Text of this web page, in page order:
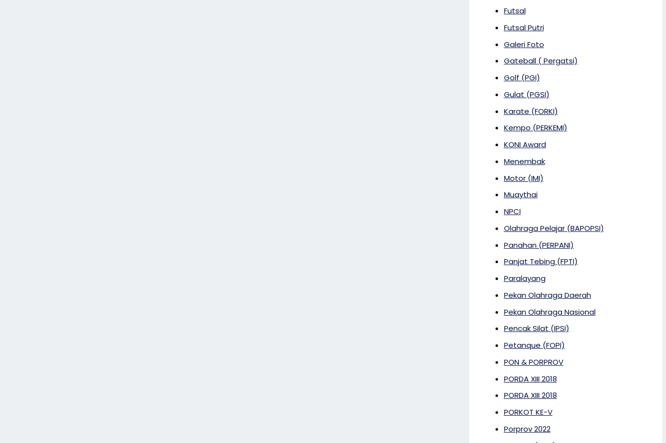
Futsal
Futsal Putri
Galeri Foto
Gateball ( Pergatsi)
Golf (PGI)
Gulat (PGSI)
Karate (FORKI)
Kempo (PERKEMI)
KONI Award
Menembak
Motor (IMI)
Muaythai
NPCI
Olahraga Pelajar (BAPOPSI)
Panahan (PERPANI)
Panjat Tebing (FPTI)
Paralayang
Pekan Olahraga Daerah
Pekan Olahraga Nasional
Pencak Silat (IPSI)
Petanque (FOPI)
PON & PORPROV
PORDA XIII 2018
PORDA XIII 2018
PORKOT KE-V
Porprov 2022